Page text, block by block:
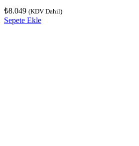
₺8.049 (KDV Dahil)
Sepete Ekle